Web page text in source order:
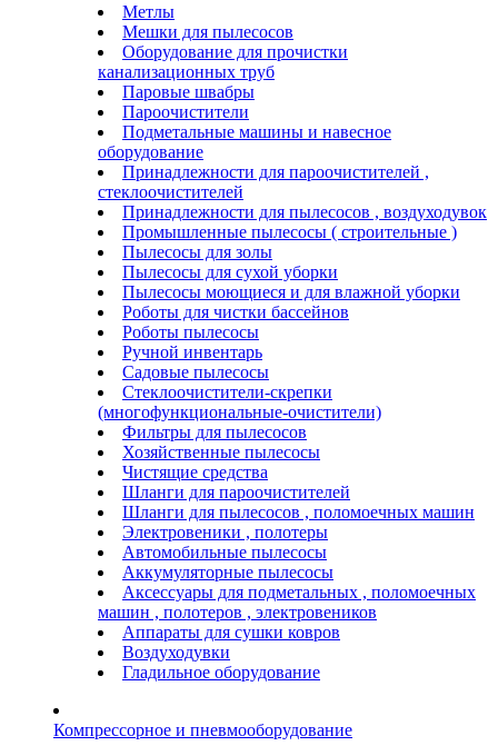
Метлы
Мешки для пылесосов
Оборудование для прочистки
канализационных труб
Паровые швабры
Пароочистители
Подметальные машины и навесное
оборудование
Принадлежности для пароочистителей ,
стеклоочистителей
Принадлежности для пылесосов , воздуходувок
Промышленные пылесосы ( строительные )
Пылесосы для золы
Пылесосы для сухой уборки
Пылесосы моющиеся и для влажной уборки
Роботы для чистки бассейнов
Роботы пылесосы
Ручной инвентарь
Садовые пылесосы
Стеклоочистители-скрепки
(многофункциональные-очистители)
Фильтры для пылесосов
Хозяйственные пылесосы
Чистящие средства
Шланги для пароочистителей
Шланги для пылесосов , поломоечных машин
Электровеники , полотеры
Автомобильные пылесосы
Аккумуляторные пылесосы
Аксессуары для подметальных , поломоечных
машин , полотеров , электровеников
Аппараты для сушки ковров
Воздуходувки
Гладильное оборудование
Компрессорное и пневмооборудование